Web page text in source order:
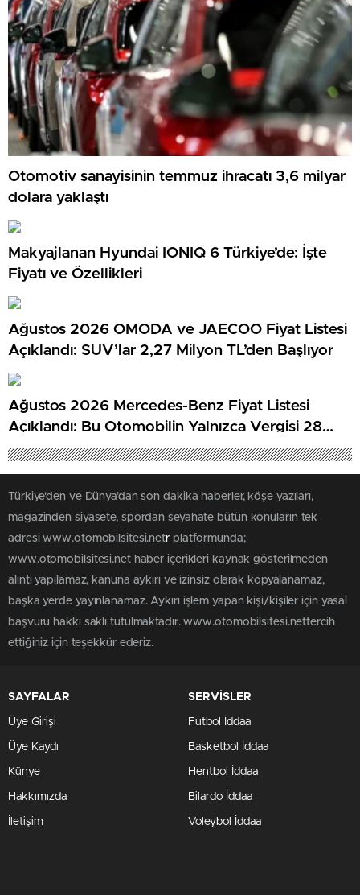
Otomotiv sanayisinin temmuz ihracatı 3,6 milyar
dolara yaklaştı
Makyajlanan Hyundai IONIQ 6 Türkiye’de: İşte
Fiyatı ve Özellikleri
Ağustos 2026 OMODA ve JAECOO Fiyat Listesi
Açıklandı: SUV’lar 2,27 Milyon TL’den Başlıyor
Ağustos 2026 Mercedes-Benz Fiyat Listesi
Açıklandı: Bu Otomobilin Yalnızca Vergisi 28
Milyon TL…
Türkiye'den ve Dünya’dan son dakika haberler, köşe yazıları,
magazinden siyasete, spordan seyahate bütün konuların tek
adresi www.otomobilsitesi.netr platformunda;
www.otomobilsitesi.net haber içerikleri kaynak gösterilmeden
alıntı yapılamaz, kanuna aykırı ve izinsiz olarak kopyalanamaz,
başka yerde yayınlanamaz. Aykırı işlem yapan kişi/kişiler için yasal
başvuru hakkı saklı tutulmaktadır. www.otomobilsitesi.nettercih
ettiğiniz için teşekkür ederiz.
SAYFALAR
Üye Girişi
Üye Kaydı
Künye
Hakkımızda
İletişim
SERVİSLER
Futbol İddaa
Basketbol İddaa
Hentbol İddaa
Bilardo İddaa
Voleybol İddaa